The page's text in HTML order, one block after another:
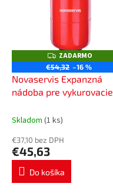
Z
A
D
A
M
ZADARMO
€54,32 –16 %
Novaservis Expanzná
nádoba pre vykurovacie
18l TS18Z
Skladom (1 ks)
€37,10 bez DPH
€45,63
Do košíka